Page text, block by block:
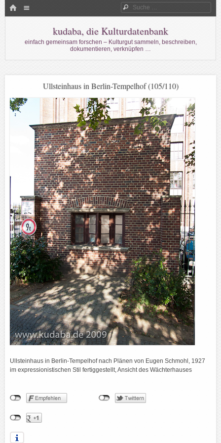
HOME Suche
kudaba, die Kulturdatenbank
einfach gemeinsam forschen – Kulturgut sammeln, beschreiben,
dokumentieren, verknüpfen …
Ullsteinhaus in Berlin-Tempelhof (105/110)
Ullsteinhaus in Berlin-Tempelhof nach Plänen von Eugen Schmohl, 1927
im expressionistischen Stil fertiggestellt, Ansicht des Wächterhauses